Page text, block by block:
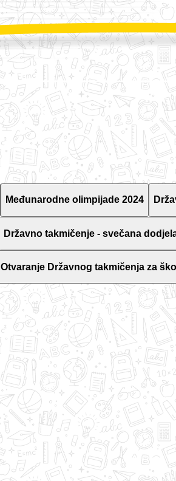
Međunarodne olimpijade 2024
Državno takmičenje - svečana
Otvaranje Državnog takmičenja za